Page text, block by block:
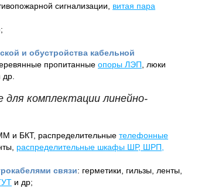
сигнализации, витая пара
и обустройства кабельной
пропитанные опоры ЛЭП , люки
др.
комплектации линейно-
и БКТ, распределительные телефонные
распределительные шкафы ШР, ШРП,
связи: герметики, гильзы, ленты,
и др;